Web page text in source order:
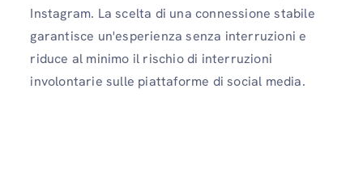
Instagram. La scelta di una connessione stabile
garantisce un'esperienza senza interruzioni e
riduce al minimo il rischio di interruzioni
involontarie sulle piattaforme di social media.